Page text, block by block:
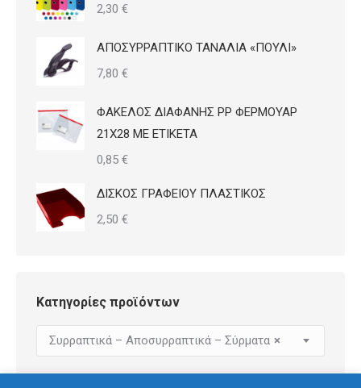
2,30 €
ΑΠΟΣΥΡΡΑΠΤΙΚΟ ΤΑΝΑΛΙΑ «ΠΟΥΛΙ»
7,80 €
ΦΑΚΕΛΟΣ ΔΙΑΦΑΝΗΣ PP ΦΕΡΜΟΥΑΡ
21Χ28 ΜΕ ΕΤΙΚΕΤΑ
0,85 €
ΔΙΣΚΟΣ ΓΡΑΦΕΙΟΥ ΠΛΑΣΤΙΚΟΣ
2,50 €
Κατηγορίες προϊόντων
×
Συρραπτικά – Αποσυρραπτικά – Σύρματα